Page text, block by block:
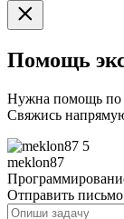
Помощь
Нужна помощь по
Свяжись
5
meklon87
Отправить